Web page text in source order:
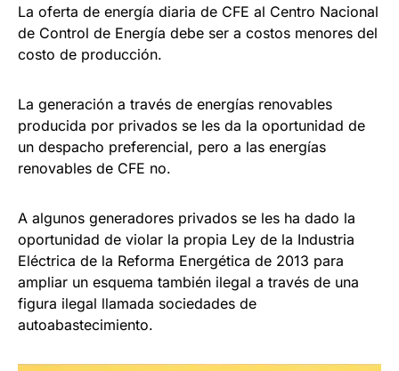
La oferta de energía diaria de CFE al Centro Nacional
de Control de Energía debe ser a costos menores del
costo de producción.
La generación a través de energías renovables
producida por privados se les da la oportunidad de
un despacho preferencial, pero a las energías
renovables de CFE no.
A algunos generadores privados se les ha dado la
oportunidad de violar la propia Ley de la Industria
Eléctrica de la Reforma Energética de 2013 para
ampliar un esquema también ilegal a través de una
figura ilegal llamada sociedades de
autoabastecimiento.